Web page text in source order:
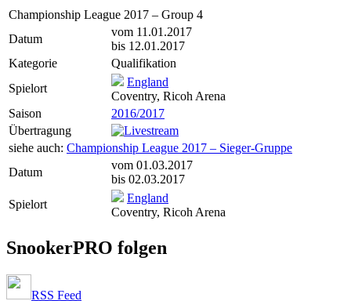
Championship League 2017 – Group 4
Datum
vom 11.01.2017
bis 12.01.2017
Kategorie
Qualifikation
Spielort
England
Coventry, Ricoh Arena
Saison
2016/2017
Übertragung
siehe auch: Championship League 2017 – Sieger-Gruppe
Datum
vom 01.03.2017
bis 02.03.2017
Spielort
England
Coventry, Ricoh Arena
SnookerPRO folgen
RSS Feed